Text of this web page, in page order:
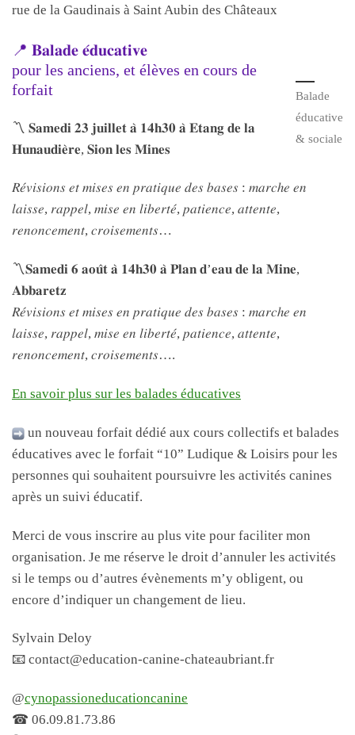
rue de la Gaudinais à Saint Aubin des Châteaux
Balade
éducative
& sociale
📍 𝐁𝐚𝐥𝐚𝐝𝐞 𝐞́𝐝𝐮𝐜𝐚𝐭𝐢𝐯𝐞
pour les anciens, et élèves en cours de
forfait
〽 𝐒𝐚𝐦𝐞𝐝𝐢 𝟐𝟑 𝐣𝐮𝐢𝐥𝐥𝐞𝐭 𝐚̀ 𝟏𝟒𝐡𝟑𝟎 𝐚̀ 𝐄𝐭𝐚𝐧𝐠 𝐝𝐞 𝐥𝐚
𝐇𝐮𝐧𝐚𝐮𝐝𝐢𝐞̀𝐫𝐞, 𝐒𝐢𝐨𝐧 𝐥𝐞𝐬 𝐌𝐢𝐧𝐞𝐬
𝑅𝑒́𝑣𝑖𝑠𝑖𝑜𝑛𝑠 𝑒𝑡 𝑚𝑖𝑠𝑒𝑠 𝑒𝑛 𝑝𝑟𝑎𝑡𝑖𝑞𝑢𝑒 𝑑𝑒𝑠 𝑏𝑎𝑠𝑒𝑠 : 𝑚𝑎𝑟𝑐ℎ𝑒 𝑒𝑛
𝑙𝑎𝑖𝑠𝑠𝑒, 𝑟𝑎𝑝𝑝𝑒𝑙, 𝑚𝑖𝑠𝑒 𝑒𝑛 𝑙𝑖𝑏𝑒𝑟𝑡𝑒́, 𝑝𝑎𝑡𝑖𝑒𝑛𝑐𝑒, 𝑎𝑡𝑡𝑒𝑛𝑡𝑒,
𝑟𝑒𝑛𝑜𝑛𝑐𝑒𝑚𝑒𝑛𝑡, 𝑐𝑟𝑜𝑖𝑠𝑒𝑚𝑒𝑛𝑡𝑠…
〽𝐒𝐚𝐦𝐞𝐝𝐢 𝟔 𝐚𝐨𝐮̂𝐭 𝐚̀ 𝟏𝟒𝐡𝟑𝟎 𝐚̀ 𝐏𝐥𝐚𝐧 𝐝’𝐞𝐚𝐮 𝐝𝐞 𝐥𝐚 𝐌𝐢𝐧𝐞,
𝐀𝐛𝐛𝐚𝐫𝐞𝐭𝐳
𝑅𝑒́𝑣𝑖𝑠𝑖𝑜𝑛𝑠 𝑒𝑡 𝑚𝑖𝑠𝑒𝑠 𝑒𝑛 𝑝𝑟𝑎𝑡𝑖𝑞𝑢𝑒 𝑑𝑒𝑠 𝑏𝑎𝑠𝑒𝑠 : 𝑚𝑎𝑟𝑐ℎ𝑒 𝑒𝑛
𝑙𝑎𝑖𝑠𝑠𝑒, 𝑟𝑎𝑝𝑝𝑒𝑙, 𝑚𝑖𝑠𝑒 𝑒𝑛 𝑙𝑖𝑏𝑒𝑟𝑡𝑒́, 𝑝𝑎𝑡𝑖𝑒𝑛𝑐𝑒, 𝑎𝑡𝑡𝑒𝑛𝑡𝑒,
𝑟𝑒𝑛𝑜𝑛𝑐𝑒𝑚𝑒𝑛𝑡, 𝑐𝑟𝑜𝑖𝑠𝑒𝑚𝑒𝑛𝑡𝑠….
En savoir plus sur les balades éducatives
un nouveau forfait dédié aux cours collectifs et balades
éducatives avec le forfait “10” Ludique & Loisirs pour les
personnes qui souhaitent poursuivre les activités canines
après un suivi éducatif.
Merci de vous inscrire au plus vite pour faciliter mon
organisation. Je me réserve le droit d’annuler les activités
si le temps ou d’autres évènements m’y obligent, ou
encore d’indiquer un changement de lieu.
Sylvain Deloy
📧 contact@education-canine-chateaubriant.fr
@cynopassioneducationcanine
☎ 06.09.81.73.86